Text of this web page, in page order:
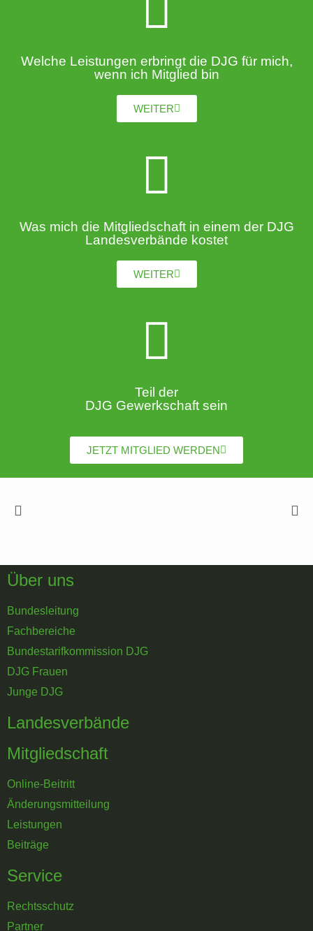
Welche Leistungen erbringt die DJG für mich,
wenn ich Mitglied bin
WEITER
Was mich die Mitgliedschaft in einem der DJG
Landesverbände kostet
WEITER
Teil der
DJG Gewerkschaft sein
JETZT MITGLIED WERDEN
Über uns
Bundesleitung
Fachbereiche
Bundestarifkommission DJG
DJG Frauen
Junge DJG
Landesverbände
Mitgliedschaft
Online-Beitritt
Änderungsmitteilung
Leistungen
Beiträge
Service
Rechtsschutz
Partner